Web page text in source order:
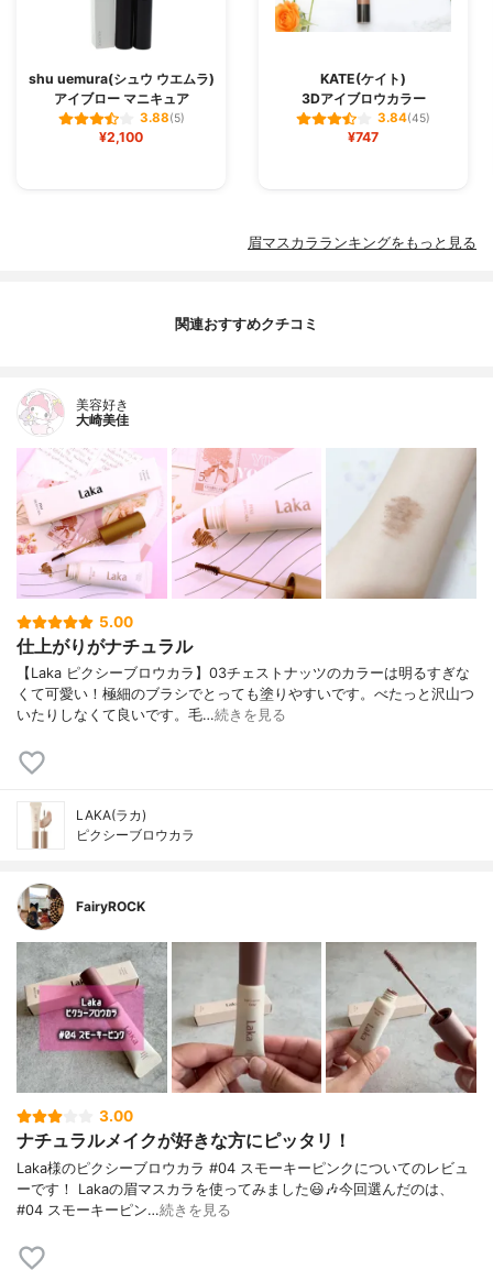
shu uemura(シュウ ウエムラ)
アイブロー マニキュア
3.88(5)
¥2,100
KATE(ケイト)
3Dアイブロウカラー
3.84(45)
¥747
眉マスカラランキングをもっと見る
関連おすすめクチコミ
美容好き
大崎美佳
5.00
仕上がりがナチュラル
【Laka ピクシーブロウカラ】03チェストナッツのカラーは明るすぎな
くて可愛い！極細のブラシでとっても塗りやすいです。べたっと沢山つ
いたりしなくて良いです。毛…続きを見る
LAKA(ラカ)
ピクシーブロウカラ
FairyROCK
3.00
ナチュラルメイクが好きな方にピッタリ！
Laka様のピクシーブロウカラ #04 スモーキーピンクについてのレビュ
ーです！ Lakaの眉マスカラを使ってみました😃🎶今回選んだのは、
#04 スモーキーピン…続きを見る